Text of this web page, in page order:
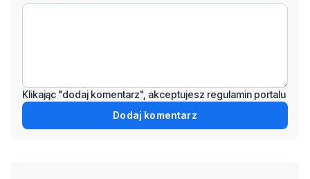
Klikając "dodaj komentarz", akceptujesz regulamin portalu
Dodaj komentarz